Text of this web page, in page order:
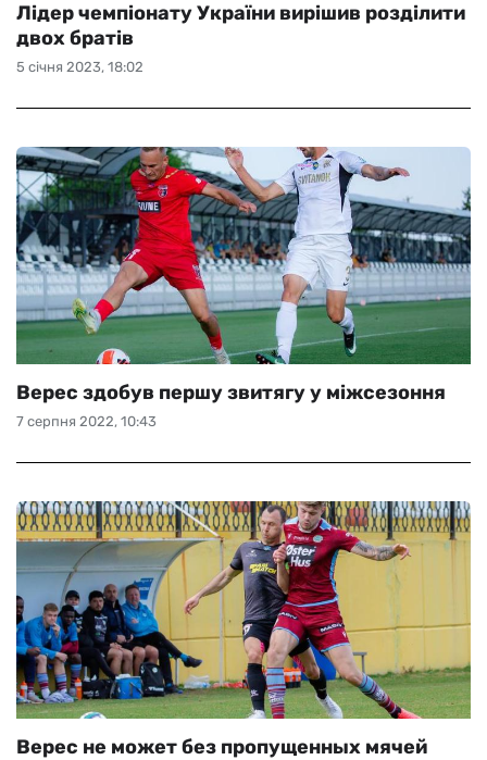
5 січня 2023, 18:02
Лідер чемпіонату України вирішив розділити
двох братів
7 серпня 2022, 10:43
Верес здобув першу звитягу у міжсезоння
Верес не может без пропущенных мячей